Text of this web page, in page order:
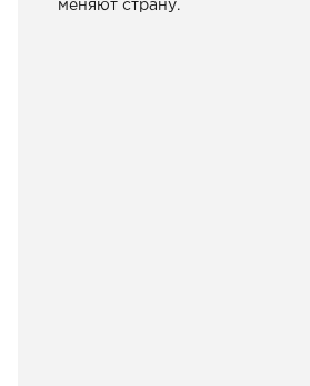
меняют страну.